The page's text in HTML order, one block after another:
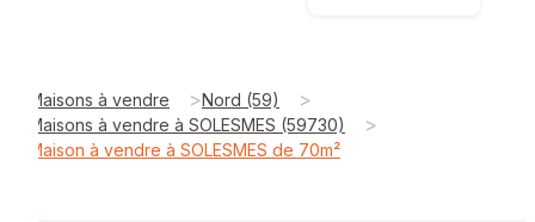
Maisons à vendre >Nord (59) >
Maisons à vendre à SOLESMES (59730) >
Maison à vendre à SOLESMES de 70m²